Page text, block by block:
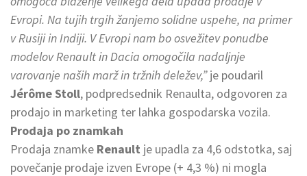
Evropi. Na tujih trgih žanjemo solidne uspehe, na primer
v Rusiji in Indiji. V Evropi nam bo osvežitev ponudbe
modelov Renault in Dacia omogočila nadaljnje
varovanje naših marž in tržnih deležev,”je poudaril
Jérôme Stoll, podpredsednik Renaulta, odgovoren za
prodajo in marketing ter lahka gospodarska vozila.
Prodaja po znamkah
Prodaja znamke Renault je upadla za 4,6 odstotka, saj
povečanje prodaje izven Evrope (+ 4,3 %) ni mogla